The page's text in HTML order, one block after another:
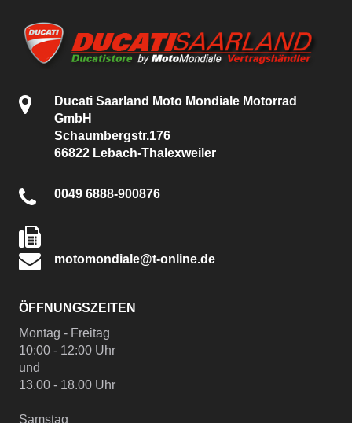
Ducati Saarland Moto Mondiale Motorrad
GmbH
Schaumbergstr.176
66822 Lebach-Thalexweiler
0049 6888-900876
motomondiale@t-online.de
ÖFFNUNGSZEITEN
Montag - Freitag
10:00 - 12:00 Uhr
und
13.00 - 18.00 Uhr
Samstag